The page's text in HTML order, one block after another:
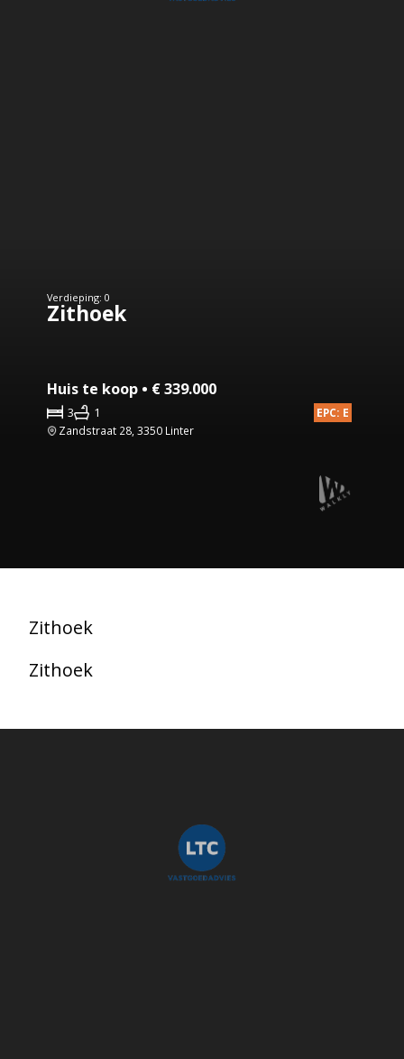
Verdieping: 0
Zithoek
Huis te koop • € 339.000
3 1
EPC: E
Zandstraat 28, 3350 Linter
Zithoek
Zithoek